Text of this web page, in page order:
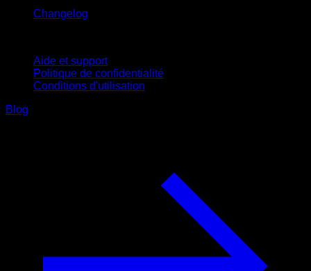
Changelog
Aide et support
Politique de confidentialité
Conditions d'utilisation
Blog